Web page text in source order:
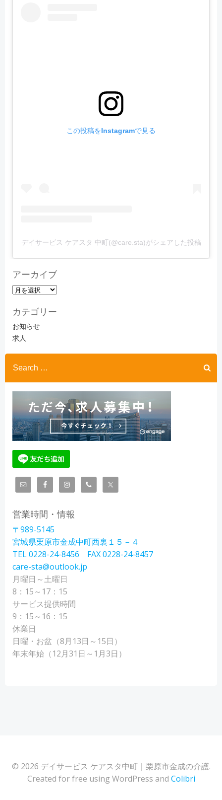
この投稿をInstagramで見る
デイサービス ケアスタ 中町(@care.sta)がシェアした投稿
アーカイブ
ア
カ
イ
ブ
カテゴリー
お知らせ
求人
Search
for:
営業時間・情報
〒989-5145
宮城県栗原市金成中町西裏１５－４
TEL 0228-24-8456 FAX 0228-24-8457
care-sta@outlook.jp
月曜日～土曜日
8：15～17：15
サービス提供時間
9：15～16：15
休業日
日曜・お盆（8月13日～15日）
年末年始（12月31日～1月3日）
© 2026 デイサービス ケアスタ中町｜栗原市金成の介護.
Created for free using WordPress and Colibri